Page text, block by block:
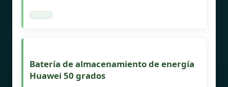
Batería de almacenamiento de energía
Huawei 50 grados